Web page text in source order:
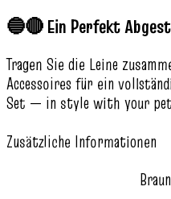
🔵🔴 Ein Perfekt
Tragen Sie die Leine
Accessoires für ein
Set — in style with your
Zusätzliche Informationen
Braun